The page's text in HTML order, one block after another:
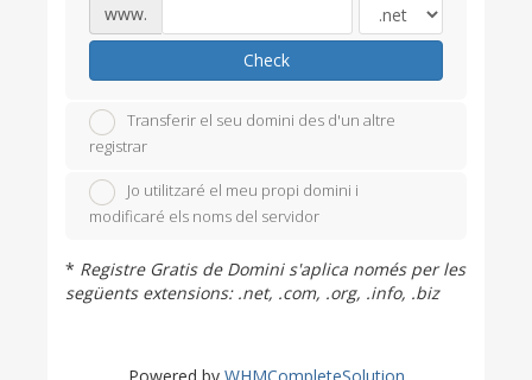
www.
Check
Transferir el seu domini des d'un altre
registrar
Jo utilitzaré el meu propi domini i
modificaré els noms del servidor
* Registre Gratis de Domini s'aplica només per les
següents extensions: .net, .com, .org, .info, .biz
Powered by WHMCompleteSolution